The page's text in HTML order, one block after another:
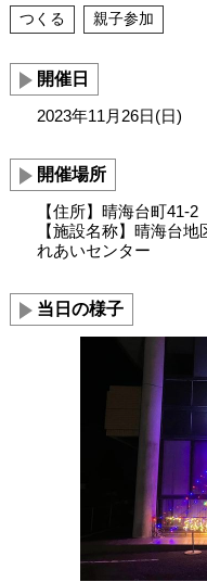
つくる 親子参加
開催日
2023年11月26日(日)
開催場所
【住所】晴海台町41-2
【施設名称】晴海台地
れあいセンター
当日の様子